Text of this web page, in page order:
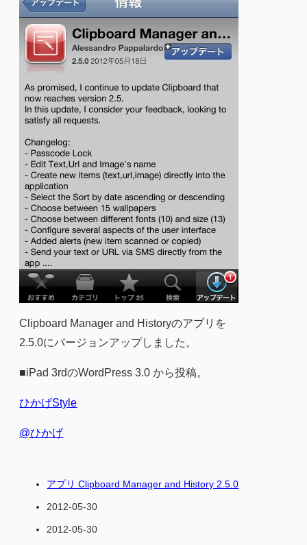
Clipboard Manager and Historyのアプリを
2.5.0にバージョンアップしました。
■iPad 3rdのWordPress 3.0 から投稿。
ひかげStyle
@ひかげ
アプリ Clipboard Manager and History 2.5.0
2012-05-30
2012-05-30